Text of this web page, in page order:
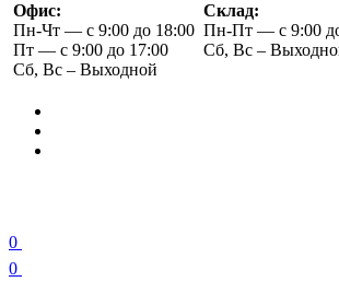
Офис:
Пн-Чт — с 9:00 до 18:00
Пт — с 9:00 до 17:00
Сб, Вс – Выходной
Склад:
Пн-Пт — с 9:00
Сб, Вс –
0
0